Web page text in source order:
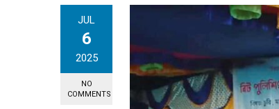
JUL
6
2025
NO
COMMENTS